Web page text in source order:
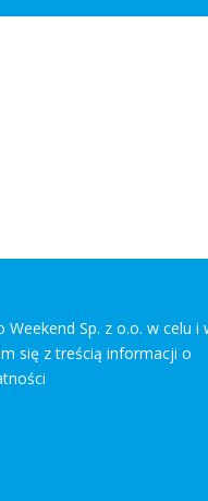
Sp. z o.o. w celu i
się z treścią informacji o